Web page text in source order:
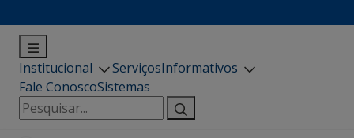
Institucional ServiçosInformativos
Fale ConoscoSistemas
Pesquisar
por: